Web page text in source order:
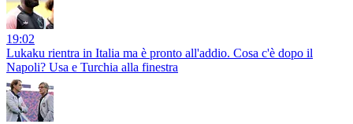
19:02
Lukaku rientra in Italia ma è pronto all'addio. Cosa c'è dopo il
Napoli? Usa e Turchia alla finestra